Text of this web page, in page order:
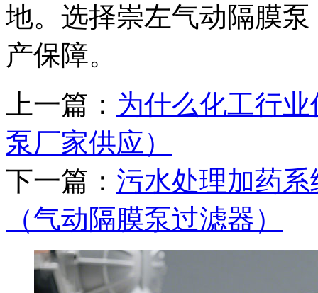
地。选择崇左气动隔膜
产保障。
上一篇： 为什么化工行
泵厂家供应）
下一篇： 污水处理加药
（气动隔膜泵过滤器）